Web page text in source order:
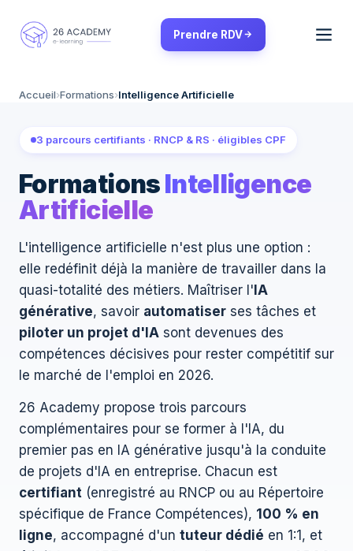
Prendre RDV
Accueil›Formations›Intelligence Artificielle
3 parcours certifiants · RNCP & RS · éligibles CPF
FormationsIntelligence
Artificielle
L'intelligence artificielle n'est plus une option :
elle redéfinit déjà la manière de travailler dans la
quasi-totalité des métiers. Maîtriser l'IA
générative, savoir automatiser ses tâches et
piloter un projet d'IA sont devenues des
compétences décisives pour rester compétitif sur
le marché de l'emploi en 2026.
26 Academy propose trois parcours
complémentaires pour se former à l'IA, du
premier pas en IA générative jusqu'à la conduite
de projets d'IA en entreprise. Chacun est
certifiant (enregistré au RNCP ou au Répertoire
spécifique de France Compétences), 100 % en
ligne, accompagné d'un tuteur dédié en 1:1, et